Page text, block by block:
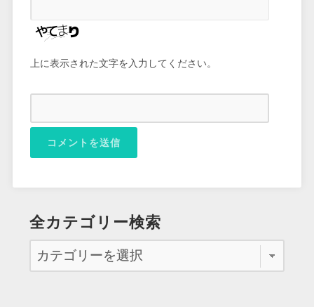
上に表示された文字を入力してください。
全カテゴリー検索